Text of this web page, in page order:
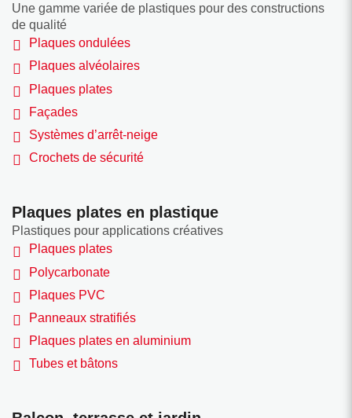
Une gamme variée de plastiques pour des constructions
de qualité
Plaques ondulées
Plaques alvéolaires
Plaques plates
Façades
Systèmes d’arrêt-neige
Crochets de sécurité
Plaques plates en plastique
Plastiques pour applications créatives
Plaques plates
Polycarbonate
Plaques PVC
Panneaux stratifiés
Plaques plates en aluminium
Tubes et bâtons